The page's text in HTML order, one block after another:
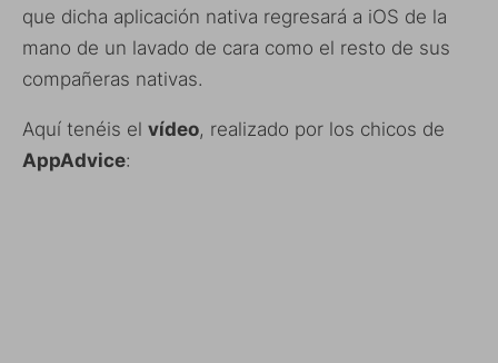
que dicha aplicación nativa regresará a iOS de la
mano de un lavado de cara como el resto de sus
compañeras nativas.
Aquí tenéis el vídeo, realizado por los chicos de
AppAdvice: